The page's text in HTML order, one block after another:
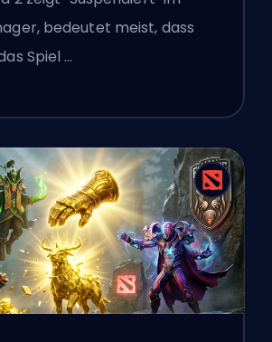
bedeutet meist, dass
Spiel …